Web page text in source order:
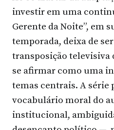
investir em uma
Gerente da Noite”, em
temporada, deixa de
transposição televisiva
se afirmar como uma
temas centrais. A série
vocabulário moral do
institucional,